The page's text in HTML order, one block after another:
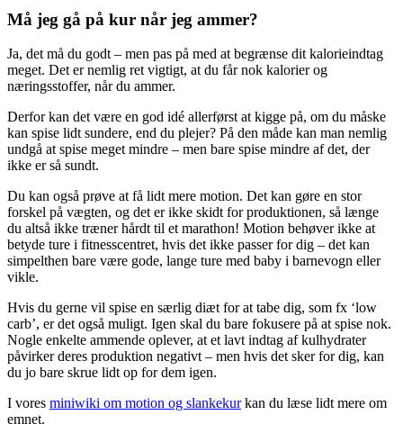
Må jeg gå på kur når jeg ammer?
Ja, det må du godt – men pas på med at begrænse dit kalorieindtag
meget. Det er nemlig ret vigtigt, at du får nok kalorier og
næringsstoffer, når du ammer.
Derfor kan det være en god idé allerførst at kigge på, om du måske
kan spise lidt sundere, end du plejer? På den måde kan man nemlig
undgå at spise meget mindre – men bare spise mindre af det, der
ikke er så sundt.
Du kan også prøve at få lidt mere motion. Det kan gøre en stor
forskel på vægten, og det er ikke skidt for produktionen, så længe
du altså ikke træner hårdt til et marathon! Motion behøver ikke at
betyde ture i fitnesscentret, hvis det ikke passer for dig – det kan
simpelthen bare være gode, lange ture med baby i barnevogn eller
vikle.
Hvis du gerne vil spise en særlig diæt for at tabe dig, som fx ‘low
carb’, er det også muligt. Igen skal du bare fokusere på at spise nok.
Nogle enkelte ammende oplever, at et lavt indtag af kulhydrater
påvirker deres produktion negativt – men hvis det sker for dig, kan
du jo bare skrue lidt op for dem igen.
I vores miniwiki om motion og slankekurkan du læse lidt mere om
emnet.